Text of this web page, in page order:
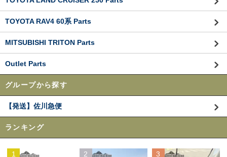
TOYOTA RAV4 60系 Parts
MITSUBISHI TRITON Parts
Outlet Parts
グループから探す
【発送】佐川急便
ランキング
1 2 3